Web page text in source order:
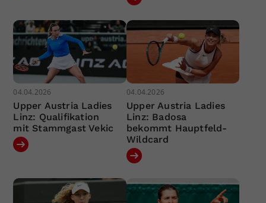
04.04.2026
Upper Austria Ladies
Linz: Qualifikation
mit Stammgast Vekic
04.04.2026
Upper Austria Ladies
Linz: Badosa
bekommt Hauptfeld-
Wildcard